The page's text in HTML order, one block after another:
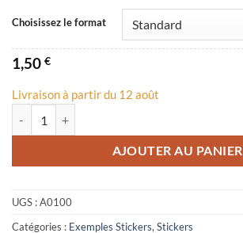
Choisissez le format
1,50 €
Livraison à partir du 12 août
AJOUTER AU PANIER
UGS :A0100
Catégories : Exemples Stickers, Stickers